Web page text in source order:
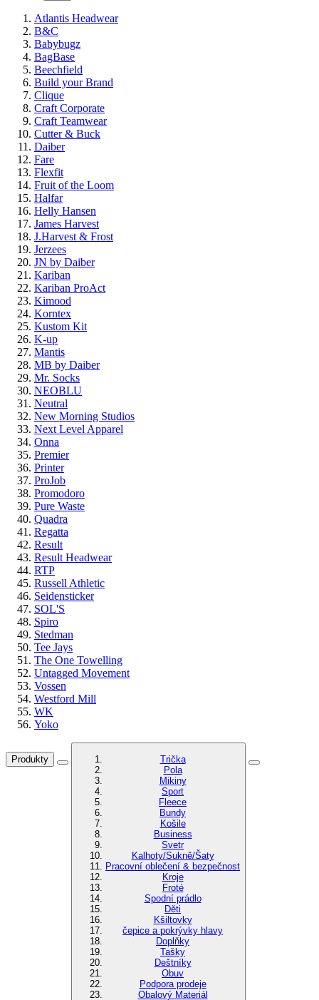
Atlantis Headwear
B&C
Babybugz
BagBase
Beechfield
Build your Brand
Clique
Craft Corporate
Craft Teamwear
Cutter & Buck
Daiber
Fare
Flexfit
Fruit of the Loom
Halfar
Helly Hansen
James Harvest
J.Harvest & Frost
Jerzees
JN by Daiber
Kariban
Kariban ProAct
Kimood
Korntex
Kustom Kit
K-up
Mantis
MB by Daiber
Mr. Socks
NEOBLU
Neutral
New Morning Studios
Next Level Apparel
Onna
Premier
Printer
ProJob
Promodoro
Pure Waste
Quadra
Regatta
Result
Result Headwear
RTP
Russell Athletic
Seidensticker
SOL'S
Spiro
Stedman
Tee Jays
The One Towelling
Untagged Movement
Vossen
Westford Mill
WK
Yoko
Produkty
Trička
Pola
Mikiny
Sport
Fleece
Bundy
Košile
Business
Svetr
Kalhoty/Sukně/Šaty
Pracovní oblečení & bezpečnost
Kroje
Froté
Spodní prádlo
Děti
Kšiltovky
čepice a pokrývky hlavy
Doplňky
Tašky
Deštníky
Obuv
Podpora prodeje
Obalový Materiál